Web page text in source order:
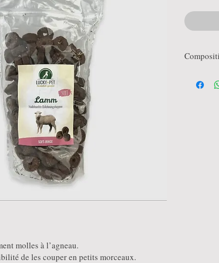
molles à l’agneau.
de les couper en petits morceaux.